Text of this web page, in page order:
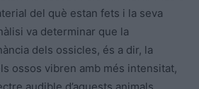
del què estan fets i la seva
va determinar que la
dels ossicles, és a dir, la
ossos vibren amb més intensitat,